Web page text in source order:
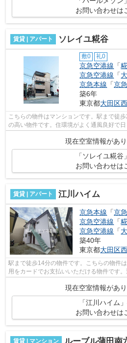
お問い合わせは
賃貸 | アパート ソレイユ糀谷
敷0 礼0
京急空港線 「
京急空港線 「
京急本線 「京
築6年
東京都大田区
こちらの物件はマンションです。駅まで徒
の高い物件です。住環境がよく通風良好で日
坦な場所にある物件なら毎日の移動も快...
現在空室情報があり
「ソレイユ糀谷
お問い合わせは
賃貸 | アパート 江川ハイム
京急本線 「京
京急空港線 「
京急空港線 「
築40年
東京都大田区
駅まで徒歩14分の物件です。こちらの物件
用をカードでお支払いいただける物件です
現在空室情報があり
「江川ハイム
お問い合わせは
賃貸 | マンション